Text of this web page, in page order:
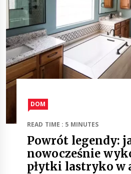
DOM
READ TIME : 5 MINUTES
Powrót legendy:
nowocześnie
płytki lastryko w